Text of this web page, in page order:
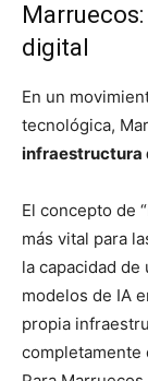
digital
En un
tecnológica,
infraestructura
El concepto de
más vital para
la capacidad
modelos de IA
propia
completamente